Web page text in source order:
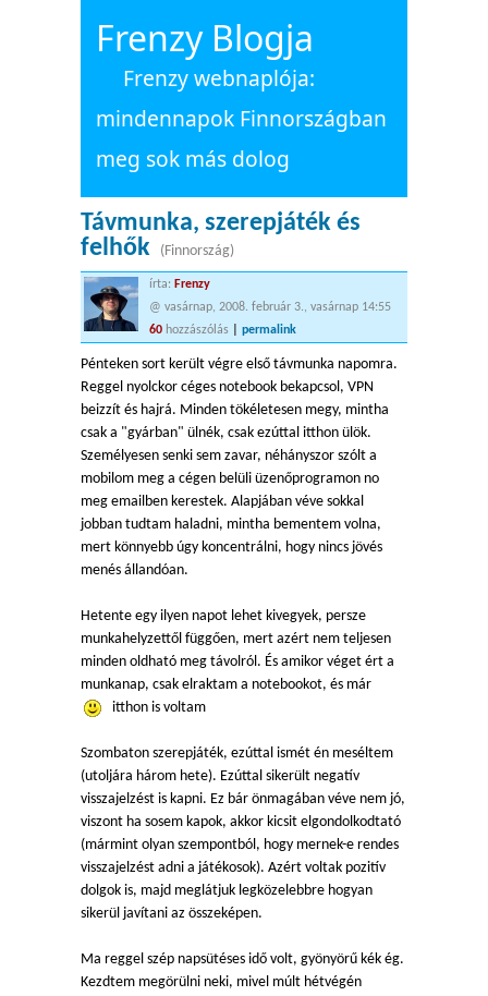
Frenzy Blogja
Frenzy webnaplója:
mindennapok Finnországban
meg sok más dolog
Távmunka, szerepjáték és
felhők
(Finnország)
írta: Frenzy
@ vasárnap, 2008. február 3., vasárnap 14:55
60 hozzászólás permalink
Pénteken sort került végre első távmunka napomra.
Reggel nyolckor céges notebook bekapcsol, VPN
beizzít és hajrá. Minden tökéletesen megy, mintha
csak a "gyárban" ülnék, csak ezúttal itthon ülök.
Személyesen senki sem zavar, néhányszor szólt a
mobilom meg a cégen belüli üzenőprogramon no
meg emailben kerestek. Alapjában véve sokkal
jobban tudtam haladni, mintha bementem volna,
mert könnyebb úgy koncentrálni, hogy nincs jövés
menés állandóan.
Hetente egy ilyen napot lehet kivegyek, persze
munkahelyzettől függően, mert azért nem teljesen
minden oldható meg távolról. És amikor véget ért a
munkanap, csak elraktam a notebookot, és már
itthon is voltam
Szombaton szerepjáték, ezúttal ismét én meséltem
(utoljára három hete). Ezúttal sikerült negatív
visszajelzést is kapni. Ez bár önmagában véve nem jó,
viszont ha sosem kapok, akkor kicsit elgondolkodtató
(mármint olyan szempontból, hogy mernek-e rendes
visszajelzést adni a játékosok). Azért voltak pozitív
dolgok is, majd meglátjuk legközelebbre hogyan
sikerül javítani az összeképen.
Ma reggel szép napsütéses idő volt, gyönyörű kék ég.
Kezdtem megörülni neki, mivel múlt hétvégén